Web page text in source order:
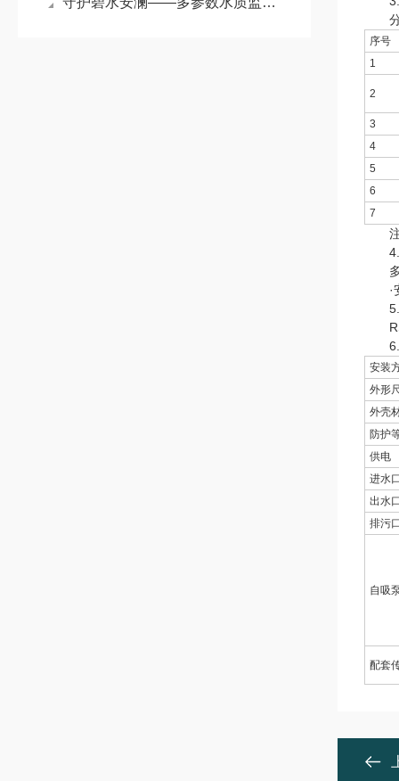
分
序号
1
2
3
4
5
6
7
注
4.
多
·安
5.
6.
安装
外形
外壳
防护
供电
进水
出水
排污
自吸
配套